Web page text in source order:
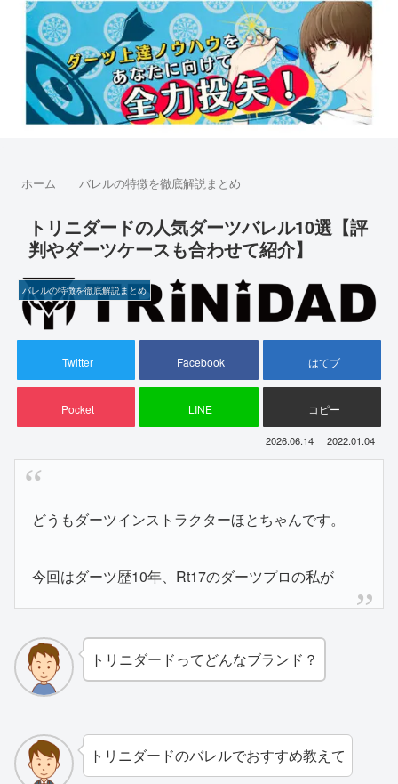
ホーム バレルの特徴を徹底解説まとめ
トリニダードの人気ダーツバレル10選【評
判やダーツケースも合わせて紹介】
バレルの特徴を徹底解説まとめ
Twitter Facebook はてブ
Pocket LINE コピー
2026.06.14 2022.01.04
どうもダーツインストラクターほとちゃんです。
今回はダーツ歴10年、Rt17のダーツプロの私が
トリニダードってどんなブランド？
トリニダードのバレルでおすすめ教えて